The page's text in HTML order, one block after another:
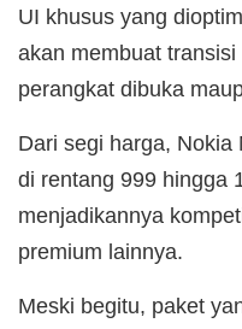
UI khusus yang
akan membuat
perangkat dibuka
Dari segi harga, Nokia
di rentang 999 hingga
menjadikannya
premium lainnya.
Meski begitu, paket